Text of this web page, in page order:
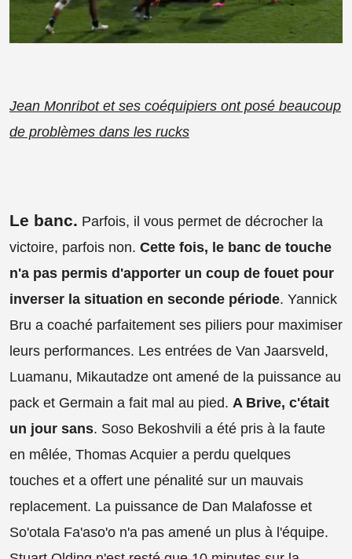
Jean Monribot et ses coéquipiers ont posé beaucoup
de problèmes dans les rucks
Le banc. Parfois, il vous permet de décrocher la
victoire, parfois non. Cette fois, le banc de touche
n'a pas permis d'apporter un coup de fouet pour
inverser la situation en seconde période. Yannick
Bru a coaché parfaitement ses piliers pour maximiser
leurs performances. Les entrées de Van Jaarsveld,
Luamanu, Mikautadze ont amené de la puissance au
pack et Germain a fait mal au pied. A Brive, c'était
un jour sans. Soso Bekoshvili a été pris à la faute
en mêlée, Thomas Acquier a perdu quelques
touches et a offert une pénalité sur un mauvais
replacement. La puissance de Dan Malafosse et
So'otala Fa'aso'o n'a pas amené un plus à l'équipe.